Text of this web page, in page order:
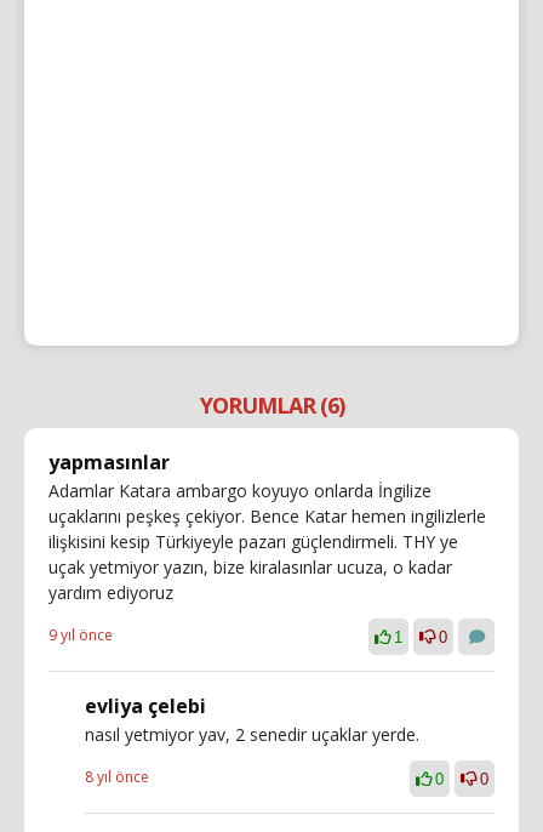
YORUMLAR (6)
yapmasınlar
Adamlar Katara ambargo koyuyo onlarda İngilize
uçaklarını peşkeş çekiyor. Bence Katar hemen ingilizlerle
ilişkisini kesip Türkiyeyle pazarı güçlendirmeli. THY ye
uçak yetmiyor yazın, bize kiralasınlar ucuza, o kadar
yardım ediyoruz
9 yıl önce 1 0
evliya çelebi
nasıl yetmiyor yav, 2 senedir uçaklar yerde.
8 yıl önce 0 0